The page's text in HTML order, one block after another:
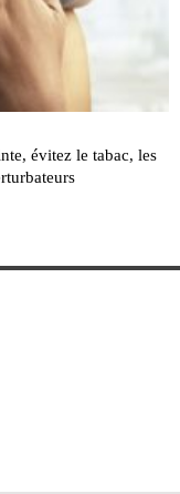
évitez le tabac, les